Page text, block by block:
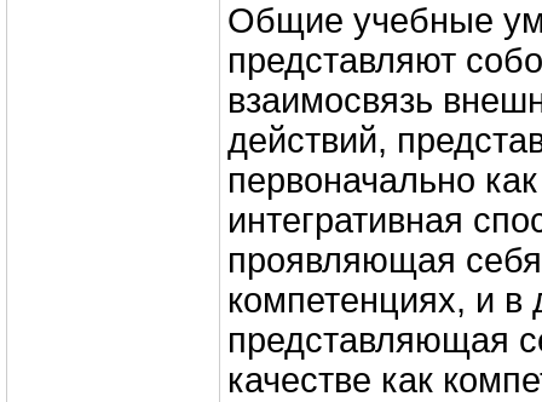
Общие учебные
представляют
взаимосвязь
действий,
первоначально
интегративная
проявляющая
компетенциях, и
представляющая
качестве как